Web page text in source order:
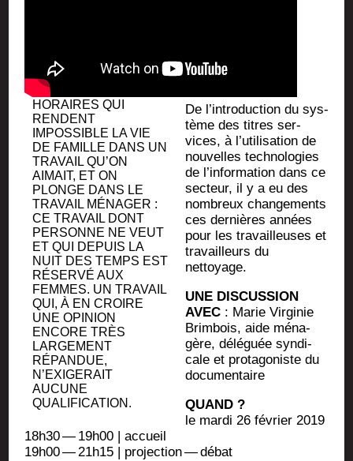
QUI S’EN VA, LES
GOSSES QUI
ATTENDENT, DES
HORAIRES QUI
RENDENT
IMPOS­SIBLE LA VIE
DE FAMILLE DANS UN
TRA­VAIL QU’ON
AIMAIT, ET ON
PLONGE DANS LE
TRA­VAIL MÉNA­GER :
CE TRA­VAIL DONT
PER­SONNE NE VEUT
ET QUI DEPUIS LA
NUIT DES TEMPS EST
RÉSER­VÉ AUX
FEMMES. UN TRA­VAIL
QUI, À EN CROIRE
UNE OPI­NION
ENCORE TRÈS
LAR­GE­MENT
RÉPAN­DUE,
N’EXIGERAIT
AUCUNE
QUALIFICATION.
De l’introduction du sys­
tème des titres ser­
vices, à l’utilisation de
nou­velles tech­no­lo­gies
de l’information dans ce
sec­teur, il y a eu des
nom­breux chan­ge­ments
ces der­nières années
pour les tra­vailleuses et
tra­vailleurs du
nettoyage.
UNE DISCUSSION
AVEC: Marie Vir­gi­nie
Brim­bois, aide ména­
gère, délé­guée syn­di­
cale et pro­ta­go­niste du
documentaire
QUAND ?
le mar­di 26 février 2019
18h30 — 19h00 | accueil
19h00 — 21h15 | pro­jec­tion — débat